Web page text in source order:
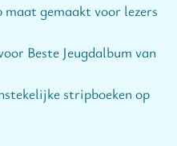
maat gemaakt voor lezers
Beste Jeugdalbum van
stripboeken op